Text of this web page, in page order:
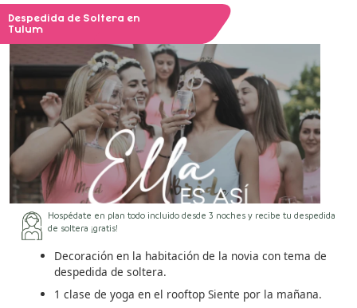
Despedida de Soltera en
Tulum
Hospédate en plan todo incluido desde 3 noches y recibe tu despedida
de soltera ¡gratis!
Decoración en la habitación de la novia con tema de
despedida de soltera.
1 clase de yoga en el rooftop Siente por la mañana.